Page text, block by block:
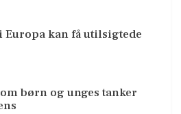
Europa kan få utilsigtede
børn og unges tanker